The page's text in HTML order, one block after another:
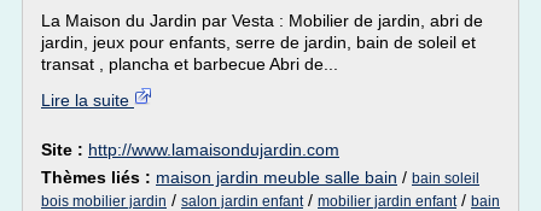
La Maison du Jardin par Vesta : Mobilier de jardin, abri de
jardin, jeux pour enfants, serre de jardin, bain de soleil et
transat , plancha et barbecue Abri de...
Lire la suite
Site : http://www.lamaisondujardin.com
Thèmes liés : maison jardin meuble salle bain / bain soleil
bois mobilier jardin / salon jardin enfant/ mobilier jardin enfant/ bain